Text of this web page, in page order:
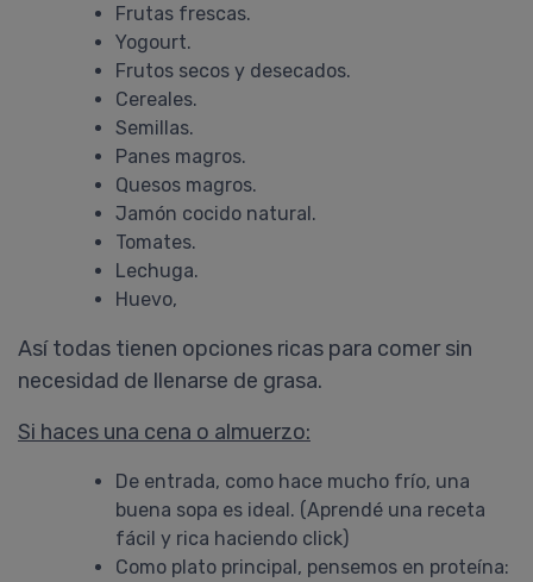
Frutas frescas.
Yogourt.
Frutos secos y desecados.
Cereales.
Semillas.
Panes magros.
Quesos magros.
Jamón cocido natural.
Tomates.
Lechuga.
Huevo,
Así todas tienen opciones ricas para comer sin
necesidad de llenarse de grasa.
Si haces una cena o almuerzo:
De entrada, como hace mucho frío, una
buena sopa es ideal. (Aprendé una receta
fácil y rica haciendo click)
Como plato principal, pensemos en proteína:
Florencia
Pack X 2 Cellasene® Gold -
Primeros Signos - (descubrir)
medios, y me dio un resultado
inmejorable. Enseguida noté mi
piel lisa, sedosa, desintoxicada,
nunca mas. A veces me cuest....